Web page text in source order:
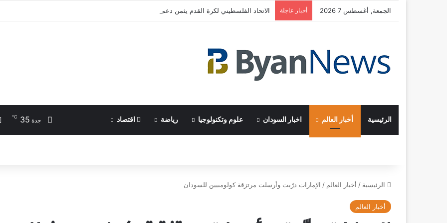
الجمعة, أغسطس 7 2026 أخبار عاجلة الاتحاد الفلسطيني لكرة القدم يثمن دعم الأمير علي للرياضة الفلسطينية | رياضة عربية
الرئيسية أخبار العالم اخبار السودان علوم وتكنولوجيا رياضة اقتصاد جدة 35
℃
الرئيسية / أخبار العالم / الإمارات درّبت وأرسلت مرتزقة كولومبيين للسودان
أخبار العالم